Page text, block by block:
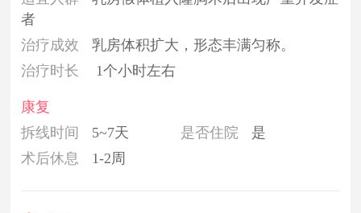
者
治疗成效
乳房体积扩大，形态丰满匀称。
治疗时长
1个小时左右
康复
拆线时间
5~7天 是否住院
是
术后休息
1-2周